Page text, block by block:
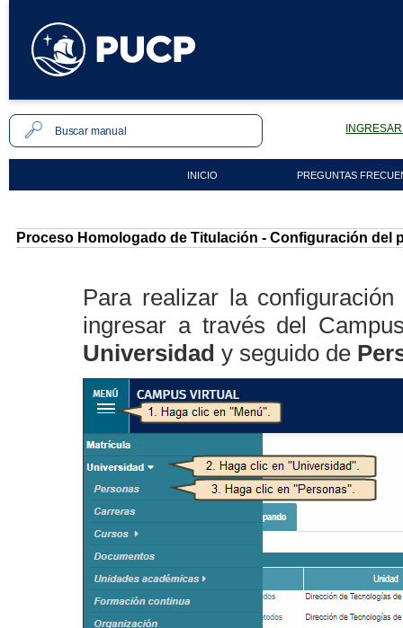
INICIO PREGUNTAS
Proceso Homologado de Titulación - Configuración del
Para realizar la
ingresar a través del
Universidad y seguido de